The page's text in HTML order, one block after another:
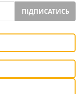
ПІДПИСАТИСЬ